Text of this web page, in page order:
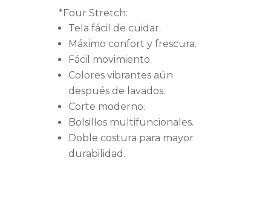
*Four Stretch:
Tela fácil de cuidar.
Máximo confort y frescura.
Fácil movimiento.
Colores vibrantes aún
después de lavados.
Corte moderno.
Bolsillos multifuncionales.
Doble costura para mayor
durabilidad.